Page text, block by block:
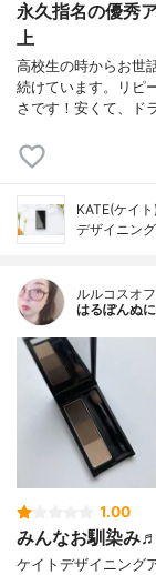
永久指名の優秀
上
高校生の時からお世
続けています。リピ
さです！安くて、ド
KATE(ケイト)
デザイニン
ルルコスオ
はるぽんぬ
1.00
みんなお馴染み
ケイトデザイニング